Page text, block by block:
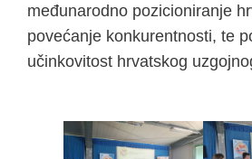
međunarodno pozicioniranje
povećanje konkurentnosti, te
učinkovitost hrvatskog